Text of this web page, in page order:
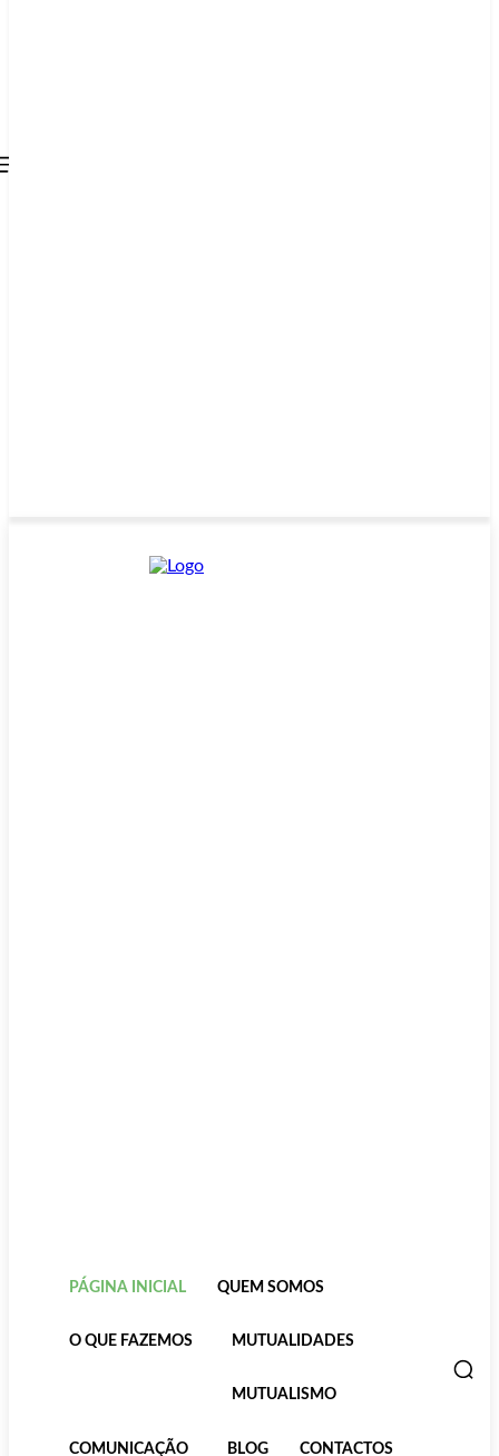
PÁGINA INICIAL QUEM SOMOS
O QUE FAZEMOS MUTUALIDADES
MUTUALISMO
COMUNICAÇÃO BLOG CONTACTOS